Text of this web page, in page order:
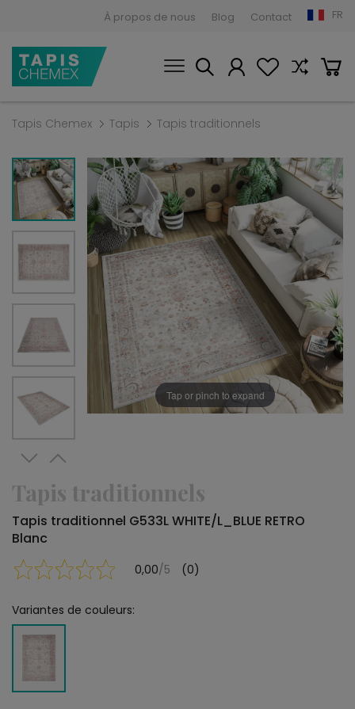
À propos de nous Blog Contact FR
Tapis Chemex Tapis Tapis traditionnels
Tap or pinch to expand
Tapis traditionnels
Tapis traditionnel G533L WHITE/L_BLUE RETRO
Blanc
0,00/5 (0)
Variantes de couleurs: